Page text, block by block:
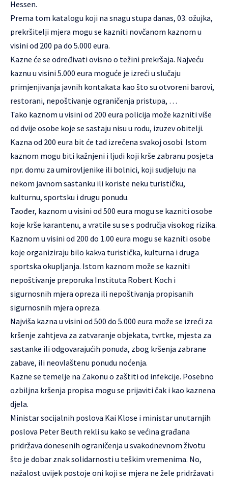
Hessen.
Prema tom katalogu koji na snagu stupa danas, 03. ožujka,
prekršitelji mjera mogu se kazniti novčanom kaznom u
visini od 200 pa do 5.000 eura.
Kazne će se određivati ovisno o težini prekršaja. Najveću
kaznu u visini 5.000 eura moguće je izreći u slučaju
primjenjivanja javnih kontakata kao što su otvoreni barovi,
restorani, nepoštivanje ograničenja pristupa, …
Tako kaznom u visini od 200 eura policija može kazniti više
od dvije osobe koje se sastaju nisu u rodu, izuzev obitelji.
Kazna od 200 eura bit će tad izrečena svakoj osobi. Istom
kaznom mogu biti kažnjeni i ljudi koji krše zabranu posjeta
npr. domu za umirovljenike ili bolnici, koji sudjeluju na
nekom javnom sastanku ili koriste neku turističku,
kulturnu, sportsku i drugu ponudu.
Taođer, kaznom u visini od 500 eura mogu se kazniti osobe
koje krše karantenu, a vratile su se s područja visokog rizika.
Kaznom u visini od 200 do 1.00 eura mogu se kazniti osobe
koje organiziraju bilo kakva turistička, kulturna i druga
sportska okupljanja. Istom kaznom može se kazniti
nepoštivanje preporuka Instituta Robert Koch i
sigurnosnih mjera opreza ili nepoštivanja propisanih
sigurnosnih mjera opreza.
Najviša kazna u visini od 500 do 5.000 eura može se izreći za
kršenje zahtjeva za zatvaranje objekata, tvrtke, mjesta za
sastanke ili odgovarajućih ponuda, zbog kršenja zabrane
zabave, ili neovlaštenu ponudu noćenja.
Kazne se temelje na Zakonu o zaštiti od infekcije. Posebno
ozbiljna kršenja propisa mogu se prijaviti čak i kao kaznena
djela.
Ministar socijalnih poslova Kai Klose i ministar unutarnjih
poslova Peter Beuth rekli su kako se većina građana
pridržava donesenih ograničenja u svakodnevnom životu
što je dobar znak solidarnosti u teškim vremenima. No,
nažalost uvijek postoje oni koji se mjera ne žele pridržavati